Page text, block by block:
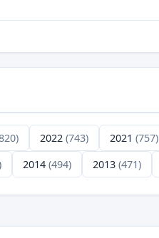
2022 (743) 2021 (757)
2014 (494) 2013 (471)